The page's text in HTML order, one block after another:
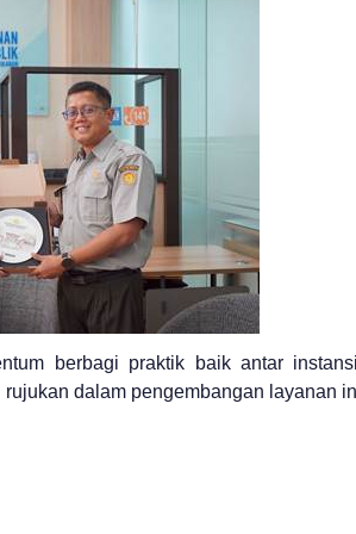
berbagi praktik baik antar
dalam pengembangan layanan